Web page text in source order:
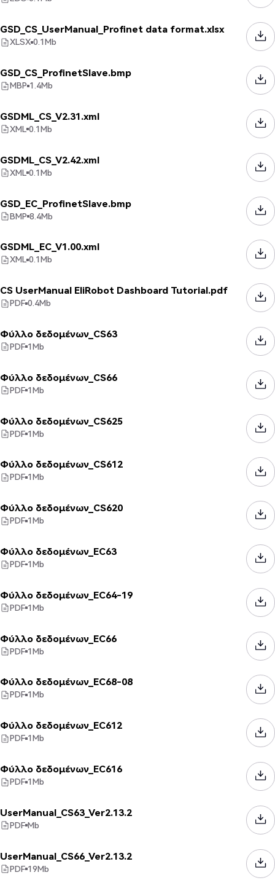
GSD_CS_UserManual_Profinet data format.xlsx
XLSX 0.1Mb
GSD_CS_ProfinetSlave.bmp
MBP 1.4Mb
GSDML_CS_V2.31.xml
XML 0.1Mb
GSDML_CS_V2.42.xml
XML 0.1Mb
GSD_EC_ProfinetSlave.bmp
BMP 8.4Mb
GSDML_EC_V1.00.xml
XML 0.1Mb
CS UserManual EliRobot Dashboard Tutorial.pdf
PDF 0.4Mb
Φύλλο δεδομένων_CS63
PDF 1Mb
Φύλλο δεδομένων_CS66
PDF 1Mb
Φύλλο δεδομένων_CS625
PDF 1Mb
Φύλλο δεδομένων_CS612
PDF 1Mb
Φύλλο δεδομένων_CS620
PDF 1Mb
Φύλλο δεδομένων_EC63
PDF 1Mb
Φύλλο δεδομένων_EC64-19
PDF 1Mb
Φύλλο δεδομένων_EC66
PDF 1Mb
Φύλλο δεδομένων_EC68-08
PDF 1Mb
Φύλλο δεδομένων_EC612
PDF 1Mb
Φύλλο δεδομένων_EC616
PDF 1Mb
UserManual_CS63_Ver2.13.2
PDF Mb
UserManual_CS66_Ver2.13.2
PDF 19Mb